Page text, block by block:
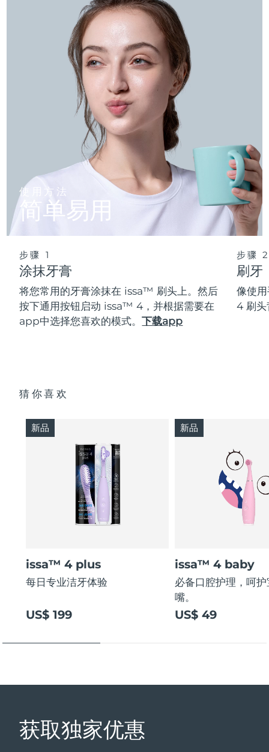
使用方法
简单易用
步骤 1
涂抹牙膏
将您常用的牙膏涂抹在 issa™ 刷头上。然后
按下通用按钮启动 issa™ 4，并根据需要在
app中选择您喜欢的模式。下载app
步骤
刷牙
像使
4 刷头
猜你喜欢
issa™ 4 plus
每日专业洁牙体验
US$ 199
新品
issa™ 4 baby
必备口腔护理，呵
嘴。
US$ 49
新品
获取独家优惠